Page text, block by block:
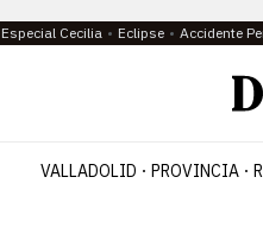
Especial Cecilia Eclipse Accidente
VALLADOLID PROVINCIA